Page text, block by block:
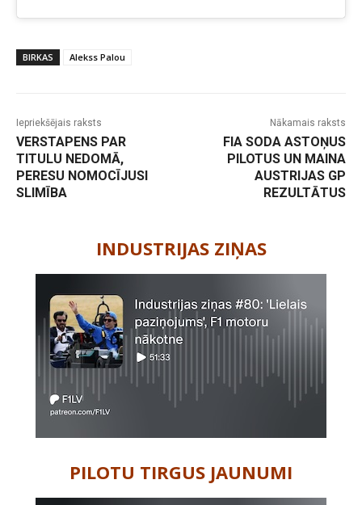
BIRKAS Alekss Palou
Iepriekšējais raksts
VERSTAPENS PAR
TITULU NEDOMĀ,
PERESU NOMOCĪJUSI
SLIMĪBA
Nākamais raksts
FIA SODA ASTOŅUS
PILOTUS UN MAINA
AUSTRIJAS GP
REZULTĀTUS
INDUSTRIJAS ZIŅAS
PILOTU TIRGUS JAUNUMI